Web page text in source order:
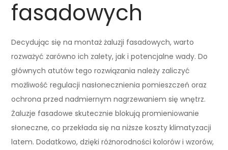
fasadowych
Decydując się na montaż żaluzji fasadowych, warto
rozważyć zarówno ich zalety, jak i potencjalne wady. Do
głównych atutów tego rozwiązania należy zaliczyć
możliwość regulacji nasłonecznienia pomieszczeń oraz
ochrona przed nadmiernym nagrzewaniem się wnętrz.
Żaluzje fasadowe skutecznie blokują promieniowanie
słoneczne, co przekłada się na niższe koszty klimatyzacji
latem. Dodatkowo, dzięki różnorodności kolorów i wzorów,